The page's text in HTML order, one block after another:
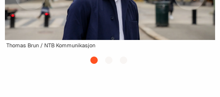
Thomas Brun / NTB Kommunikasjon